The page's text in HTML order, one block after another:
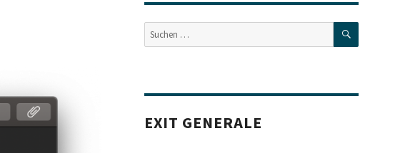
Suche
nach:
SUCHEN
EXIT GENERALE